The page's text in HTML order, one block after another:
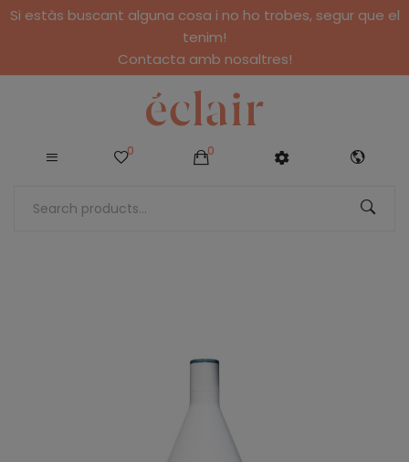
Si estàs buscant alguna cosa i no ho trobes, segur que el
tenim!
Contacta amb nosaltres!
0 0